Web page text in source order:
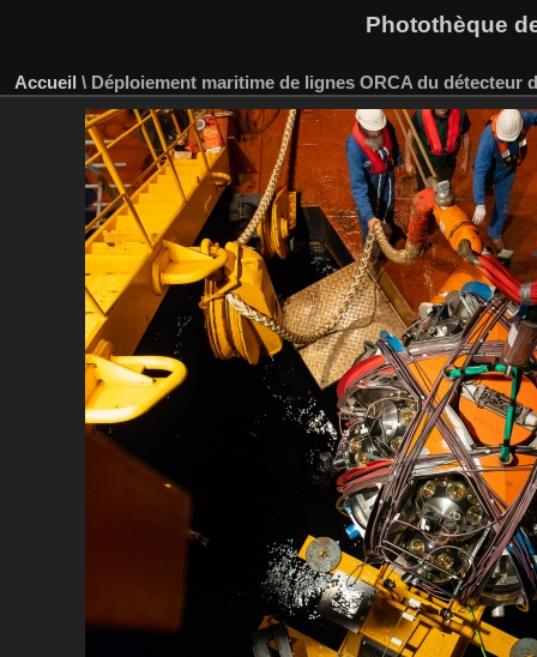
Photothèque
Accueil \ Déploiement maritime de lignes ORCA du détecteur